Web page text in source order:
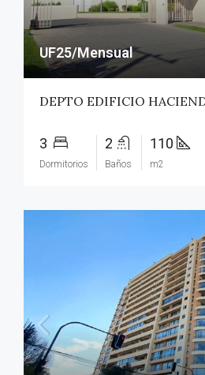
UF25/Mensual
3
Dormitorios
2
Baños
110
m2